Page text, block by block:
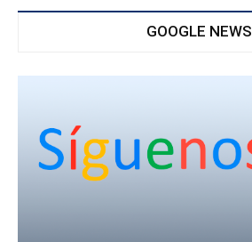
GOOGLE NEWS